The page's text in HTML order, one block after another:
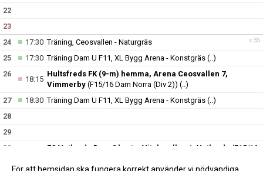
22
23
v.35
24 17:30Träning, Ceosvallen - Naturgräs
25
17:30Träning Dam U F11, XL Bygg Arena - Konstgräs (..)
26
18:15
Hultsfreds FK (9-m) hemma, Arena Ceosvallen 7,
Vimmerby (F15/16 Dam Norra (Div 2)) (..)
27
18:30Träning Dam U F11, XL Bygg Arena - Konstgräs (..)
28
29
30
FC Vetlanda Dam 2 borta, Vitalavallen 1, Vetlanda
(F15/16